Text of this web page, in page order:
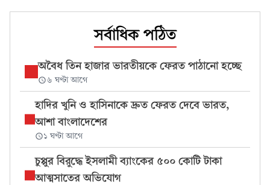
সর্বাধিক পঠিত
অবৈধ তিন হাজার ভারতীয়কে ফেরত পাঠানো হচ্ছে
৬ ঘণ্টা আগে
হাদির খুনি ও হাসিনাকে দ্রুত ফেরত দেবে ভারত,
আশা বাংলাদেশের
১ ঘণ্টা আগে
চুপ্পুর বিরুদ্ধে ইসলামী ব্যাংকের ৫০০ কোটি টাকা
আত্মসাতের অভিযোগ